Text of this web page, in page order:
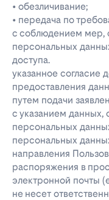
• обезличивание;
• передача по
с соблюдением мер,
персональных
доступа.
указанное согласие
предоставления
путем подачи
с указанием данных,
персональных
персональных
направления
распоряжения в
электронной почты
не несет